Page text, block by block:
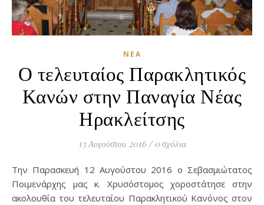
ΝΈΑ
Ο τελευταίος Παρακλητικός
Κανών στην Παναγία Νέας
Ηρακλείτσης
13 Αυγούστου 2016 / 0 σχόλια
Την Παρασκευή 12 Αυγούστου 2016 ο Σεβασμιώτατος
Ποιμενάρχης μας κ. Χρυσόστομος χοροστάτησε στην
ακολουθία του τελευταίου Παρακλητικού Κανόνος στον